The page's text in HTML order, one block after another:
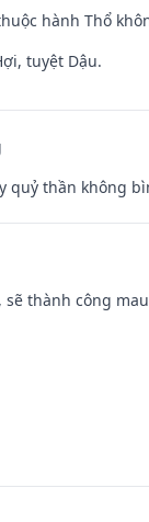
hành Thổ
tuyệt Dậu.
quỷ thần không
thành công